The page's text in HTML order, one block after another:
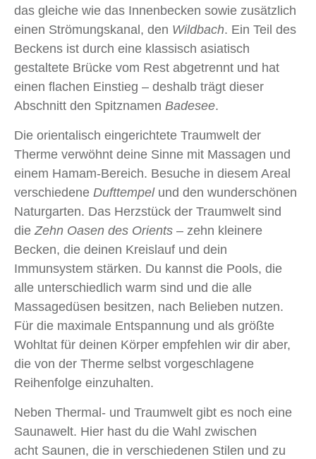
das gleiche wie das Innenbecken sowie zusätzlich
einen Strömungskanal, den Wildbach. Ein Teil des
Beckens ist durch eine klassisch asiatisch
gestaltete Brücke vom Rest abgetrennt und hat
einen flachen Einstieg – deshalb trägt dieser
Abschnitt den Spitznamen Badesee.
Die orientalisch eingerichtete Traumwelt der
Therme verwöhnt deine Sinne mit Massagen und
einem Hamam-Bereich. Besuche in diesem Areal
verschiedene Dufttempelund den wunderschönen
Naturgarten. Das Herzstück der Traumwelt sind
dieZehn Oasen des Orients – zehn kleinere
Becken, die deinen Kreislauf und dein
Immunsystem stärken. Du kannst die Pools, die
alle unterschiedlich warm sind und die alle
Massagedüsen besitzen, nach Belieben nutzen.
Für die maximale Entspannung und als größte
Wohltat für deinen Körper empfehlen wir dir aber,
die von der Therme selbst vorgeschlagene
Reihenfolge einzuhalten.
Neben Thermal- und Traumwelt gibt es noch eine
Saunawelt. Hier hast du die Wahl zwischen
acht Saunen, die in verschiedenen Stilen und zu